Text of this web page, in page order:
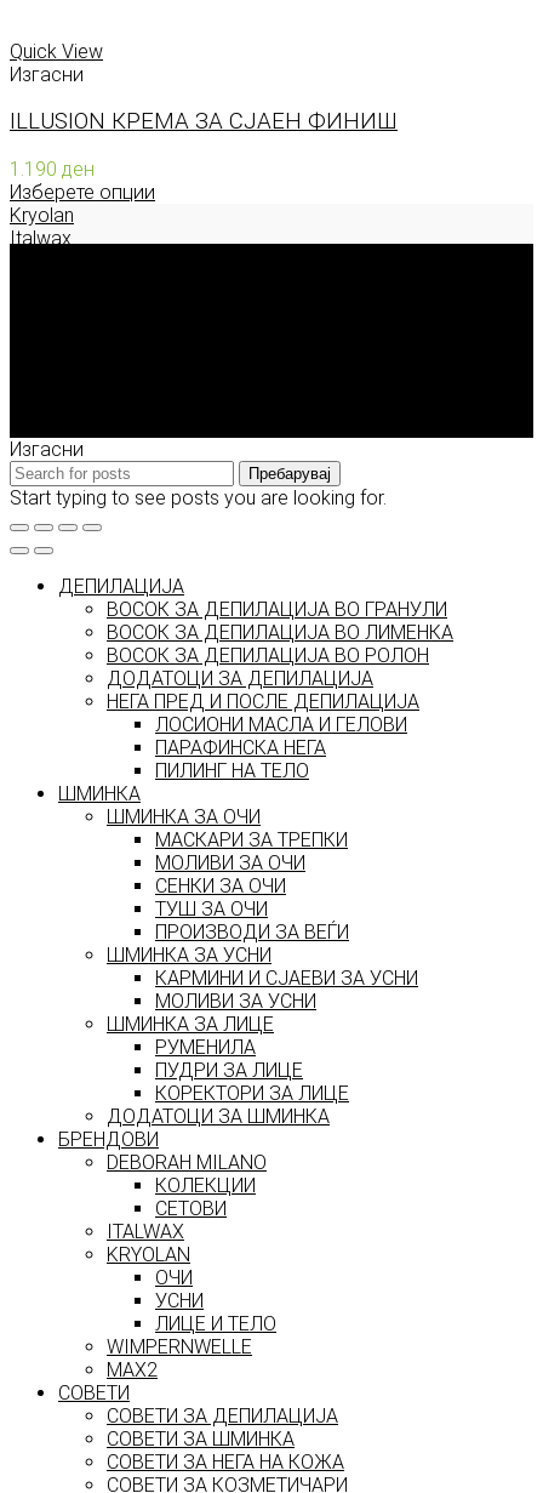
Quick View
Изгасни
ILLUSION КРЕМА ЗА СЈАЕН ФИНИШ
1.190 ден
Изберете опции
Kryolan
Italwax
Изгасни
Пребарувај
Start typing to see posts you are looking for.
ДЕПИЛАЦИЈА
ВОСОК ЗА ДЕПИЛАЦИЈА ВО ГРАНУЛИ
ВОСОК ЗА ДЕПИЛАЦИЈА ВО ЛИМЕНКА
ВОСОК ЗА ДЕПИЛАЦИЈА ВО РОЛОН
ДОДАТОЦИ ЗА ДЕПИЛАЦИЈА
НЕГА ПРЕД И ПОСЛЕ ДЕПИЛАЦИЈА
ЛОСИОНИ МАСЛА И ГЕЛОВИ
ПАРАФИНСКА НЕГА
ПИЛИНГ НА ТЕЛО
ШМИНКА
ШМИНКА ЗА ОЧИ
МАСКАРИ ЗА ТРЕПКИ
МОЛИВИ ЗА ОЧИ
СЕНКИ ЗА ОЧИ
ТУШ ЗА ОЧИ
ПРОИЗВОДИ ЗА ВЕЃИ
ШМИНКА ЗА УСНИ
КАРМИНИ И СЈАЕВИ ЗА УСНИ
МОЛИВИ ЗА УСНИ
ШМИНКА ЗА ЛИЦЕ
РУМЕНИЛА
ПУДРИ ЗА ЛИЦЕ
КОРЕКТОРИ ЗА ЛИЦЕ
ДОДАТОЦИ ЗА ШМИНКА
БРЕНДОВИ
DEBORAH MILANO
КОЛЕКЦИИ
СЕТОВИ
ITALWAX
KRYOLAN
ОЧИ
УСНИ
ЛИЦЕ И ТЕЛО
WIMPERNWELLE
MAX2
СОВЕТИ
СОВЕТИ ЗА ДЕПИЛАЦИЈА
СОВЕТИ ЗА ШМИНКА
СОВЕТИ ЗА НЕГА НА КОЖА
СОВЕТИ ЗА КОЗМЕТИЧАРИ